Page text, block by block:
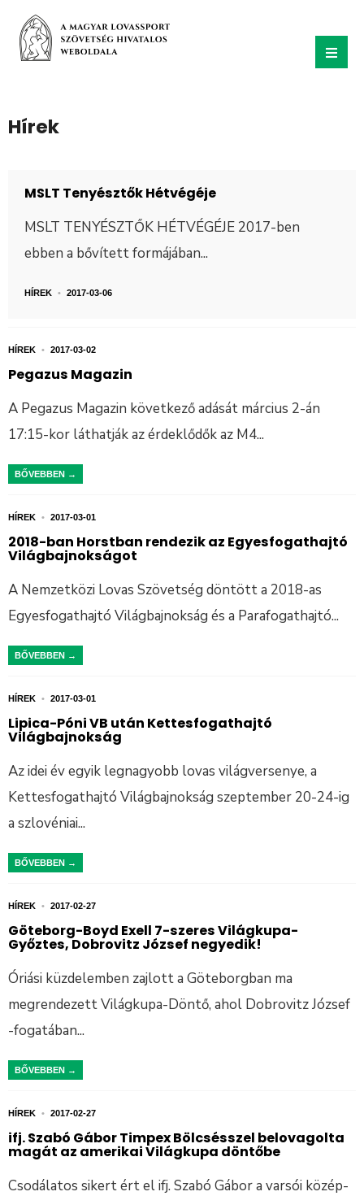
Hírek
MSLT Tenyésztők Hétvégéje
MSLT TENYÉSZTŐK HÉTVÉGÉJE 2017-ben
ebben a bővített formájában...
HÍREK • 2017-03-06
HÍREK • 2017-03-02
Pegazus Magazin
A Pegazus Magazin következő adását március 2-án
17:15-kor láthatják az érdeklődők az M4...
BŐVEBBEN →
HÍREK • 2017-03-01
2018-ban Horstban rendezik az Egyesfogathajtó
Világbajnokságot
A Nemzetközi Lovas Szövetség döntött a 2018-as
Egyesfogathajtó Világbajnokság és a Parafogathajtó...
BŐVEBBEN →
HÍREK • 2017-03-01
Lipica-Póni VB után Kettesfogathajtó
Világbajnokság
Az idei év egyik legnagyobb lovas világversenye, a
Kettesfogathajtó Világbajnokság szeptember 20-24-ig
a szlovéniai...
BŐVEBBEN →
HÍREK • 2017-02-27
Göteborg-Boyd Exell 7-szeres Világkupa-
Győztes, Dobrovitz József negyedik!
Óriási küzdelemben zajlott a Göteborgban ma
megrendezett Világkupa-Döntő, ahol Dobrovitz József
-fogatában...
BŐVEBBEN →
HÍREK • 2017-02-27
ifj. Szabó Gábor Timpex Bölcsésszel belovagolta
magát az amerikai Világkupa döntőbe
Csodálatos sikert ért el ifj. Szabó Gábor a varsói közép-